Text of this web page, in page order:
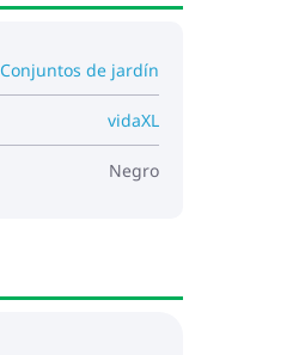
Conjuntos de jardín
vidaXL
Negro